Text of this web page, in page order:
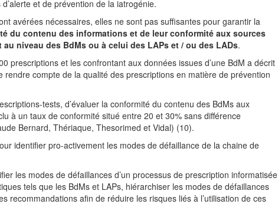
et de prévention de la iatrogénie.
avérées nécessaires, elles ne sont pas suffisantes pour garantir la
du contenu des informations et de leur conformité aux sources
niveau des BdMs ou à celui des LAPs et / ou des LADs.
prescriptions et les confrontant aux données issues d’une BdM a décrit
compte de la qualité des prescriptions en matière de prévention
tests, d’évaluer la conformité du contenu des BdMs aux
à un taux de conformité situé entre 20 et 30% sans différence
Bernard, Thériaque, Thesorimed et Vidal) (10).
identifier pro-activement les modes de défaillance de la chaine de
les modes de défaillances d’un processus de prescription informatisée
tels que les BdMs et LAPs, hiérarchiser les modes de défaillances
recommandations afin de réduire les risques liés à l’utilisation de ces